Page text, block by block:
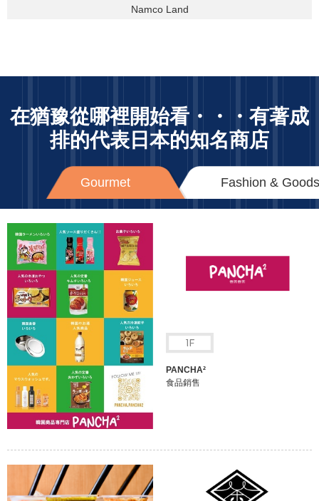
Namco Land
在猶豫從哪裡開始看・・・ 有著成
排的代表日本的知名商店
Gourmet Fashion & Goods
PANCHA²
食品銷售